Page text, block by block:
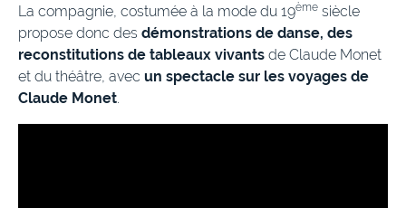
La compagnie, costumée à la mode du 19ème siècle
propose donc des démonstrations de danse, des
reconstitutions de tableaux vivants de Claude Monet
et du théâtre, avec un spectacle sur les voyages de
Claude Monet.